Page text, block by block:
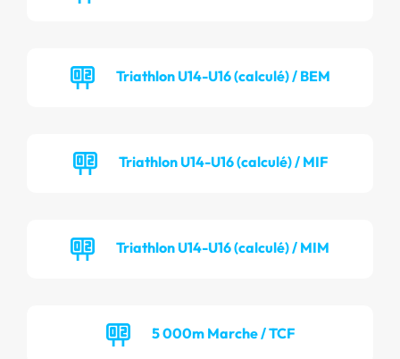
Triathlon U14-U16 (calculé) / BEM
Triathlon U14-U16 (calculé) / MIF
Triathlon U14-U16 (calculé) / MIM
5 000m Marche / TCF